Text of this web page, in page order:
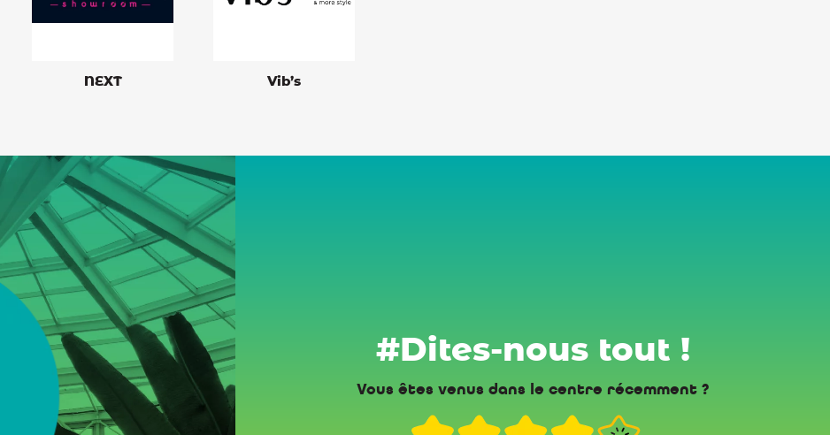
NEXT Vib’s
#Dites-nous tout !
Vous êtes venus dans le centre récemment ?